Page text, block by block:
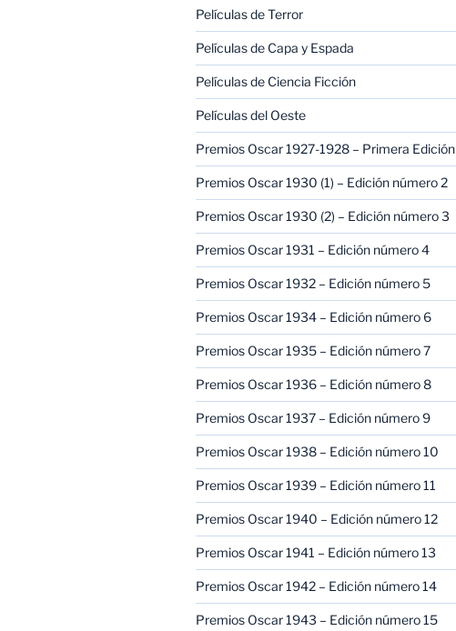
Películas de Terror
Películas de Capa y Espada
Películas de Ciencia Ficción
Películas del Oeste
Premios Oscar 1927-1928 – Primera Edición
Premios Oscar 1930 (1) – Edición número 2
Premios Oscar 1930 (2) – Edición número 3
Premios Oscar 1931 – Edición número 4
Premios Oscar 1932 – Edición número 5
Premios Oscar 1934 – Edición número 6
Premios Oscar 1935 – Edición número 7
Premios Oscar 1936 – Edición número 8
Premios Oscar 1937 – Edición número 9
Premios Oscar 1938 – Edición número 10
Premios Oscar 1939 – Edición número 11
Premios Oscar 1940 – Edición número 12
Premios Oscar 1941 – Edición número 13
Premios Oscar 1942 – Edición número 14
Premios Oscar 1943 – Edición número 15